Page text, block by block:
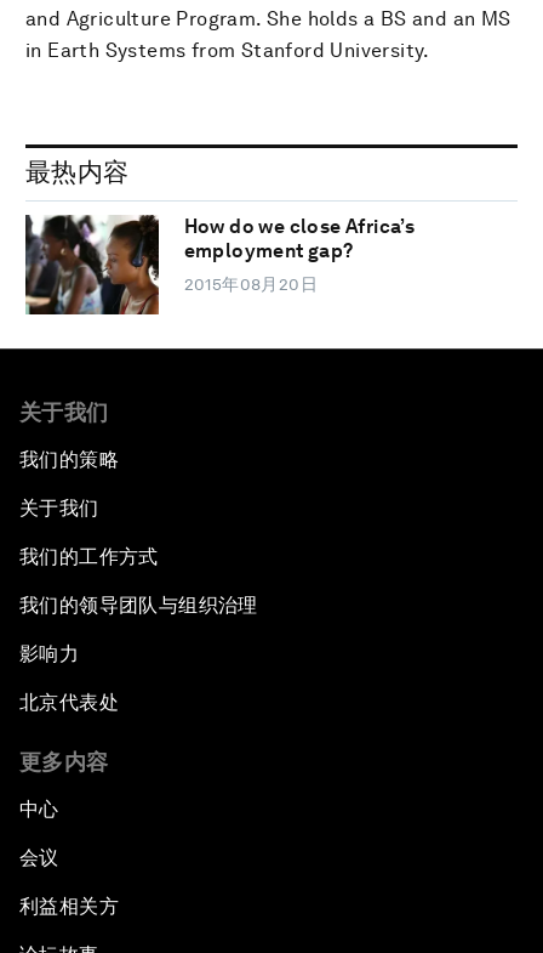
and Agriculture Program. She holds a BS and an MS
in Earth Systems from Stanford University.
最热内容
How do we close Africa’s
employment gap?
2015年08月20日
关于我们
我们的策略
关于我们
我们的工作方式
我们的领导团队与组织治理
影响力
北京代表处
更多内容
中心
会议
利益相关方